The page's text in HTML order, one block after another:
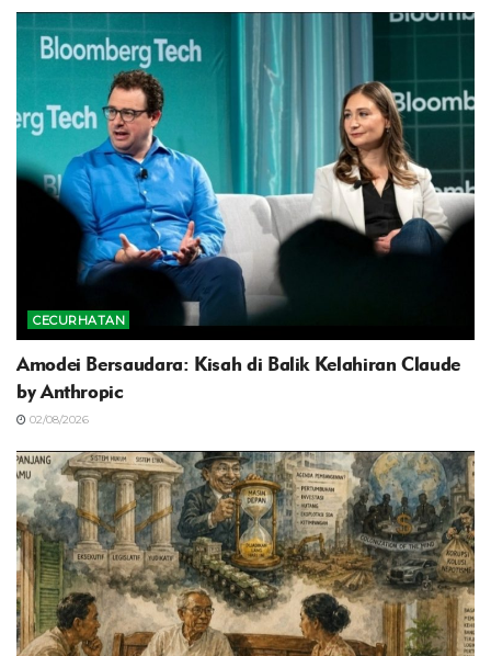
CECURHATAN
Amodei Bersaudara: Kisah di Balik Kelahiran Claude
by Anthropic
02/08/2026